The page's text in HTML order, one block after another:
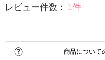
レビュー件数： 1件
商品について